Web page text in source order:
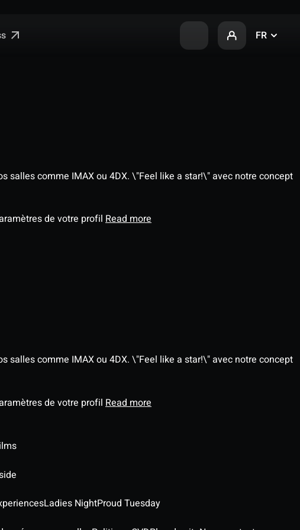
FR
comme IMAX ou 4DX. \"Feel like a star!\" avec notre concept
de votre profil Read more
comme IMAX ou 4DX. \"Feel like a star!\" avec notre concept
de votre profil Read more
Ladies NightProud Tuesday